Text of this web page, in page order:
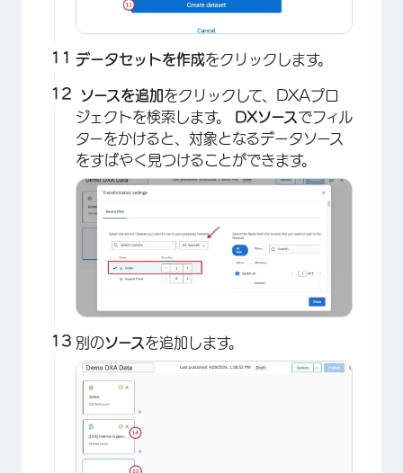
×
データセットを作成をクリックします。
ソースを追加をクリックして、DXAプロ
ジェクトを検索します。 DXソースでフィル
ターをかけると、対象となるデータソース
をすばやく見つけることができます。
別のソースを追加します。